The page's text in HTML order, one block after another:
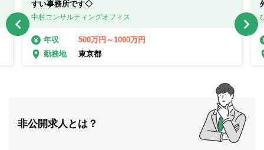
すい事務所です◇
中村コンサルティングオフィス
年収
500万円～1000万円
勤務地
東京都
非公開求人とは？